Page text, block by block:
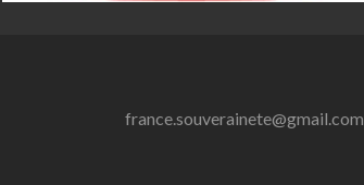
france.souverainete@gmail.com